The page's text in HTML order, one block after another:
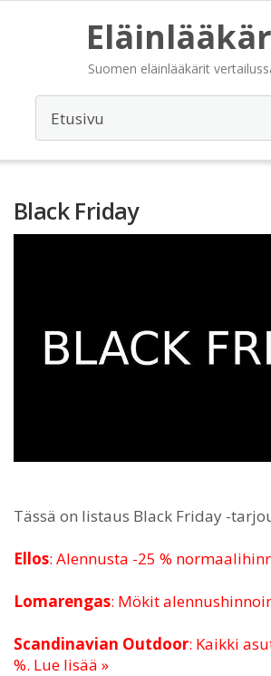
Suomen eläinlääkärit
Black Friday
Tässä on listaus Black Friday -
Ellos: Alennusta -25 %
Lomarengas: Mökit
Scandinavian Outdoor: Kaikki
%. Lue lisää »